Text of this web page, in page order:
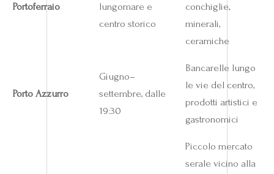
Portoferraio
lungomare e
centro storico
conchiglie,
minerali,
ceramiche
Porto Azzurro
Giugno–
settembre, dalle
19:30
Bancarelle lungo
le vie del centro,
prodotti artistici e
gastronomici
Piccolo mercato
serale vicino alla